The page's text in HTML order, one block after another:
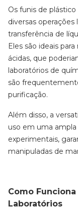
Os funis de
diversas
transferência de
Eles são ideais
ácidas, que
laboratórios de
são
purificação.
Além disso, a
uso em uma
experimentais,
manipuladas de
Como
Laboratórios